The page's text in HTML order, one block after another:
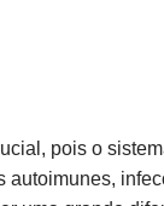
pois o